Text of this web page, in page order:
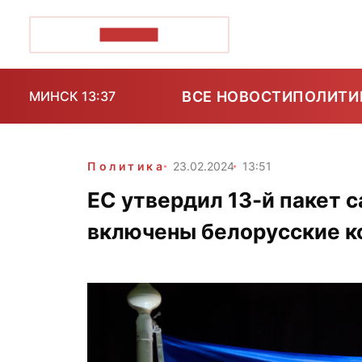
МИНСК 13:37 ВСЕ НОВОСТИ
Политика 23.02.2024 13:51
ЕС утвердил 13-й пакет
включены белорусские